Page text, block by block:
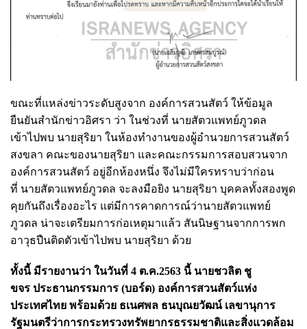
ขณะที่แหล่งข่าวระดับสูงจาก องค์การสวนสัตว์ ให้ข้อมูล
ยืนยันสำนักข่าวอิศรา ว่า ในช่วงที่ นายสัตวแพทย์ภูวดล
เข้าไปพบ นายสุริยา ในห้องทำงานของผู้อำนวยการสวนสัตว์
สงขลา คณะของนายสุริยา และคณะกรรมการสอบสวนจาก
องค์การสวนสัตว์ อยู่อีกห้องหนึ่ง จึงไม่มีใครทราบว่าก่อน
ที่ นายสัตวแพทย์ภูวดล จะลงมือยิง นายสุริยา บุคคลทั้งสองพูด
คุยกันถึงเรื่องอะไร แต่มีการคาดการณ์ว่านายสัตวแพทย์
ภูวดล น่าจะเตรียมการก่อเหตุมาแล้ว สันนิษฐานจากการพก
อาวุธปืนติดตัวเข้าไปพบ นายสุริยา ด้วย
ทั้งนี้ มีรายงานว่า ในวันที่ 4 ต.ค.2563 นี้ นายชวลิต ชู
ขจร ประธานกรรมการ (บอร์ด) องค์การสวนสัตว์แห่ง
ประเทศไทย พร้อมด้วย ธเนศพล ธนบุณยวัฒน์ เลขานุการ
รัฐมนตรีว่าการกระทรวงทรัพยากรธรรมชาติและสิ่งแวดล้อม